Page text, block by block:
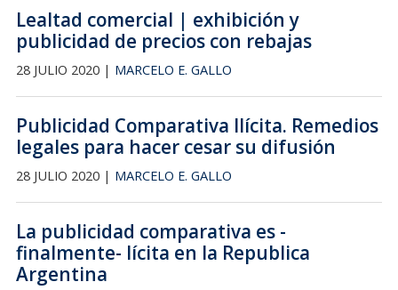
Lealtad comercial | exhibición y
publicidad de precios con rebajas
28 JULIO 2020 | MARCELO E. GALLO
Publicidad Comparativa Ilícita. Remedios
legales para hacer cesar su difusión
28 JULIO 2020 | MARCELO E. GALLO
La publicidad comparativa es -
finalmente- lícita en la Republica
Argentina